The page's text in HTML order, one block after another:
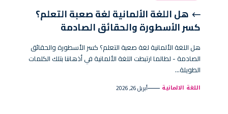
هل اللغة الألمانية لغة صعبة التعلم؟
كسر الأسطورة والحقائق الصادمة
هل اللغة الألمانية لغة صعبة التعلم؟ كسر الأسطورة والحقائق
الصادمة - لطالما ارتبطت اللغة الألمانية في أذهاننا بتلك الكلمات
الطويلة…
اللغة الالمانية أبريل 26, 2026